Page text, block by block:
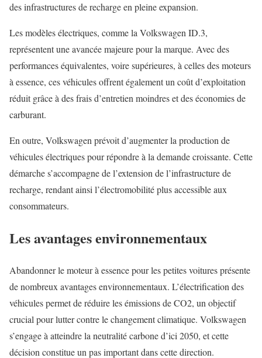
des infrastructures de recharge en pleine expansion.
Les modèles électriques, comme la Volkswagen ID.3,
représentent une avancée majeure pour la marque. Avec des
performances équivalentes, voire supérieures, à celles des moteurs
à essence, ces véhicules offrent également un coût d’exploitation
réduit grâce à des frais d’entretien moindres et des économies de
carburant.
En outre, Volkswagen prévoit d’augmenter la production de
véhicules électriques pour répondre à la demande croissante. Cette
démarche s’accompagne de l’extension de l’infrastructure de
recharge, rendant ainsi l’électromobilité plus accessible aux
consommateurs.
Les avantages environnementaux
Abandonner le moteur à essence pour les petites voitures présente
de nombreux avantages environnementaux. L’électrification des
véhicules permet de réduire les émissions de CO2, un objectif
crucial pour lutter contre le changement climatique. Volkswagen
s’engage à atteindre la neutralité carbone d’ici 2050, et cette
décision constitue un pas important dans cette direction.